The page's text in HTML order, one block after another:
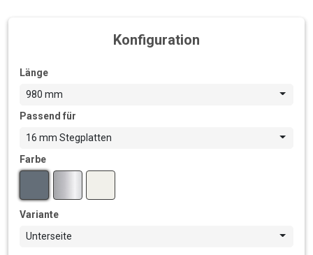
Konfiguration
Länge
980 mm
Passend für
16 mm Stegplatten
Farbe
Variante
Unterseite